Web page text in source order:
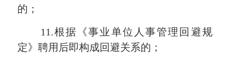
的；
11.根据《事业单位人事管理回避规
定》聘用后即构成回避关系的；